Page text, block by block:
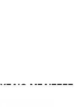
ΜΕΛΙΣΣΕΣ